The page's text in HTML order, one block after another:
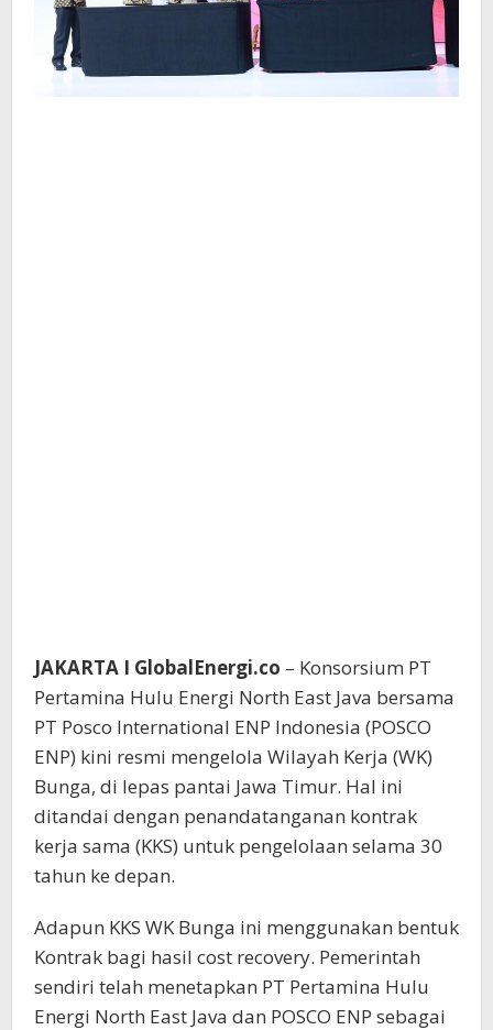
JAKARTA I GlobalEnergi.co – Konsorsium PT
Pertamina Hulu Energi North East Java bersama
PT Posco International ENP Indonesia (POSCO
ENP) kini resmi mengelola Wilayah Kerja (WK)
Bunga, di lepas pantai Jawa Timur. Hal ini
ditandai dengan penandatanganan kontrak
kerja sama (KKS) untuk pengelolaan selama 30
tahun ke depan.
Adapun KKS WK Bunga ini menggunakan bentuk
Kontrak bagi hasil cost recovery. Pemerintah
sendiri telah menetapkan PT Pertamina Hulu
Energi North East Java dan POSCO ENP sebagai